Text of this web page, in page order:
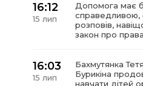
16:12
15 лип
Допомога має
справедливою,
розповів,
закон про
16:03
15 лип
Бахмутянка
Бурикіна
навчати дітей